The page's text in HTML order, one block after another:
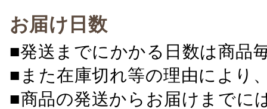
お届け日数
■発送までにかかる日数は商品
■また在庫切れ等の理由により
■商品の発送からお届けまでに